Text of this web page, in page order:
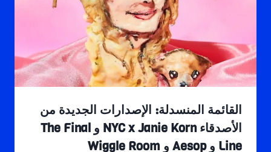
القائمة المنسدلة: الإصدارات الجديدة من
الأصدقاء NYC x Janie Korn و The Final
Line و Aesop و Wiggle Room